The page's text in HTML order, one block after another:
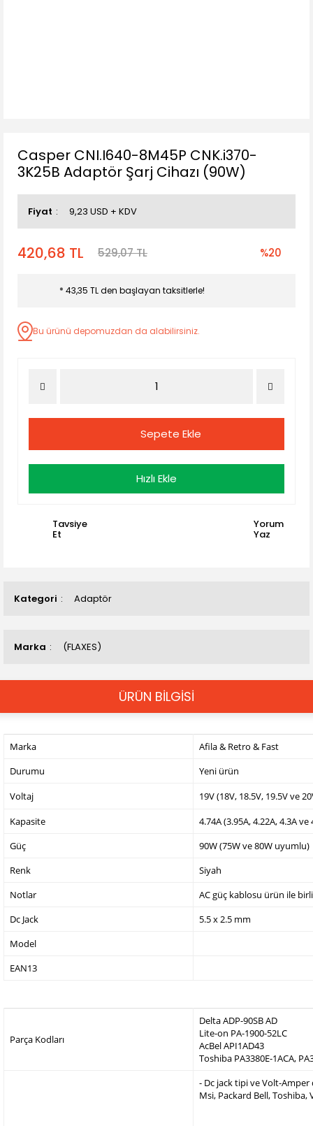
Kategori Adaptör
Marka (FLAXES)
Casper CNI.I640-8M45P CNK.i370-
3K25B Adaptör Şarj Cihazı (90W)
Fiyat 9,23 USD + KDV
420,68 TL 529,07 TL %20
* 43,35 TL den başlayan taksitlerle!
Bu ürünü depomuzdan da alabilirsiniz.
Sepete Ekle
Hızlı Ekle
Tavsiye
Et
Yorum
Yaz
ÜRÜN BİLGİSİ
Marka
Afila & Retro & Fast
Durumu
Yeni ürün
Voltaj
19V (18V, 18.5V, 19.5V ve
Kapasite
4.74A (3.95A, 4.22A, 4.3A
Güç
90W (75W ve 80W uyumlu)
Renk
Siyah
Notlar
AC güç kablosu ürün ile
Dc Jack
5.5 x 2.5 mm
Model
EAN13
Parça Kodları
Delta ADP-90SB AD
Lite-on PA-1900-52LC
AcBel API1AD43
Toshiba PA3380E-1ACA,
- Dc jack tipi ve Volt-
Msi, Packard Bell,